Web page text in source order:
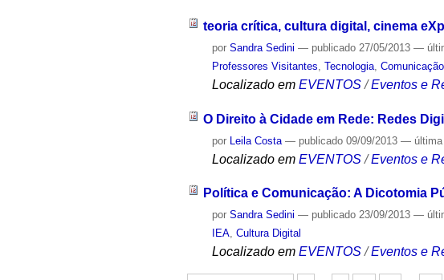
teoria crítica, cultura digital, cinema
porSandra Sedini — publicado 27/05/2013—
Professores Visitantes ,Tecnologia ,Comunicação
Localizado em EVENTOS /Eventos e
O Direito à Cidade em Rede: Redes
por Leila Costa — publicado 09/09/2013—
Localizado em EVENTOS /Eventos e
Política e Comunicação: A Dicotomia
porSandra Sedini — publicado 23/09/2013—
IEA,Cultura Digital
Localizado em EVENTOS /Eventos e